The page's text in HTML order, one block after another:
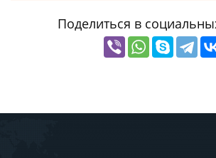
Поделиться в